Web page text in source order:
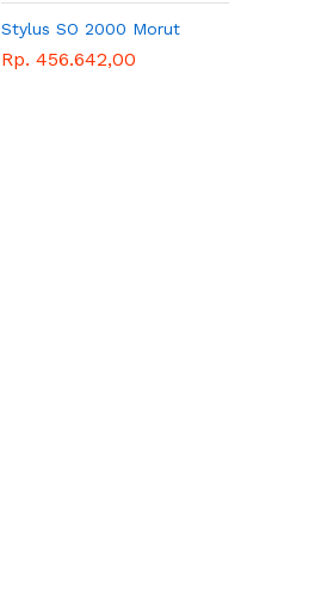
Stylus SO 2000 Morut
Rp. 456.642,00